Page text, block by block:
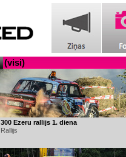
(visi)
300 Ezeru rallijs 1. diena
Rallijs